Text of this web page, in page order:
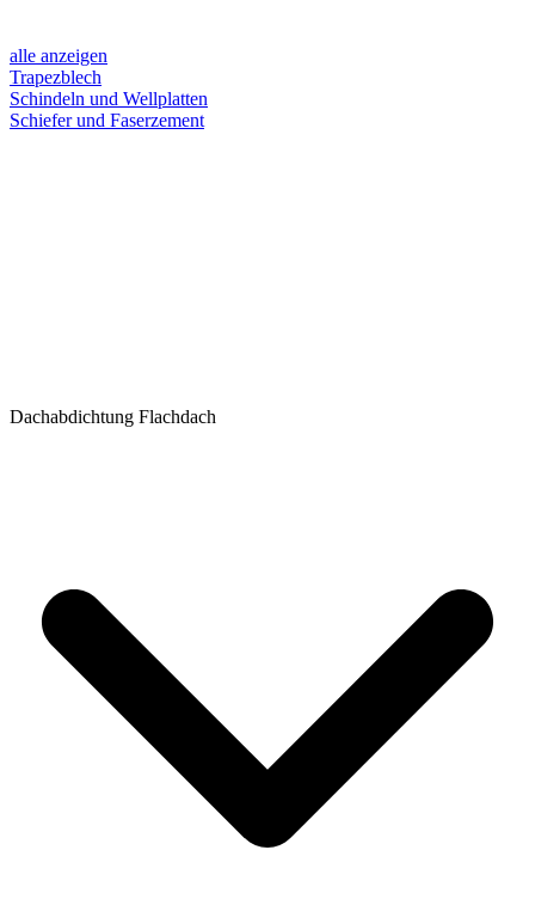
alle anzeigen
Trapezblech
Schindeln und Wellplatten
Schiefer und Faserzement
Dachabdichtung Flachdach